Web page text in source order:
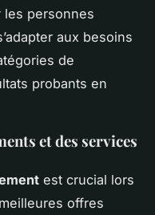
les personnes
aux besoins
de
probants en
et des services
est crucial lors
offres